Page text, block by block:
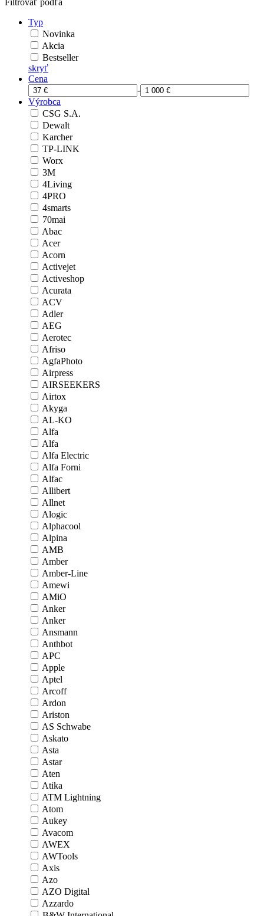
Filtrovať podľa
Typ
Novinka
Akcia
Bestseller
skryť
Cena
-
Výrobca
CSG S.A.
Dewalt
Karcher
TP-LINK
Worx
3M
4Living
4PRO
4smarts
70mai
Abac
Acer
Acorn
Activejet
Activeshop
Acurata
ACV
Adler
AEG
Aerotec
Afriso
AgfaPhoto
Airpress
AIRSEEKERS
Airtox
Akyga
AL-KO
Alfa
Alfa
Alfa Electric
Alfa Forni
Alfac
Allibert
Allnet
Alogic
Alphacool
Alpina
AMB
Amber
Amber-Line
Amewi
AMiO
Anker
Anker
Ansmann
Anthbot
APC
Apple
Aptel
Arcoff
Ardon
Ariston
AS Schwabe
Askato
Asta
Astar
Aten
Atika
ATM Lightning
Atom
Aukey
Avacom
AWEX
AWTools
Axis
Azo
AZO Digital
Azzardo